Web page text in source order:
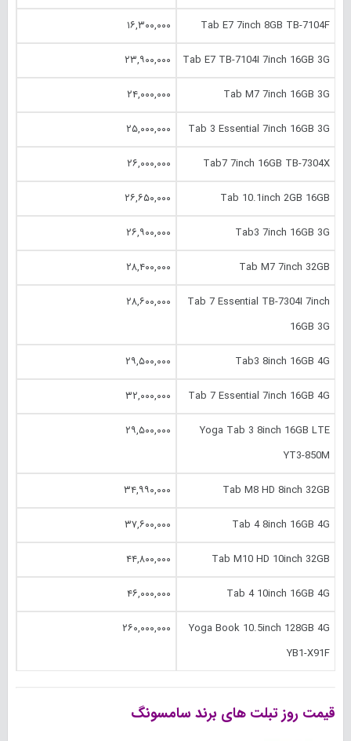
Tab E7 7inch 8GB TB-7104F ۱۶,۳۰۰,۰۰۰
Tab E7 TB-7104I 7inch 16GB 3G ۲۳,۹۰۰,۰۰۰
Tab M7 7inch 16GB 3G ۲۴,۰۰۰,۰۰۰
Tab 3 Essential 7inch 16GB 3G ۲۵,۰۰۰,۰۰۰
Tab7 7inch 16GB TB-7304X ۲۶,۰۰۰,۰۰۰
Tab 10.‎1inch 2GB 16GB ۲۶,۶۵۰,۰۰۰
Tab3 7inch 16GB 3G ۲۶,۹۰۰,۰۰۰
Tab M7 7inch 32GB ۲۸,۴۰۰,۰۰۰
Tab 7 Essential TB-7304I 7inch
16GB 3G
۲۸,۶۰۰,۰۰۰
Tab3 8inch 16GB 4G ۲۹,۵۰۰,۰۰۰
Tab 7 Essential 7inch 16GB 4G ۳۲,۰۰۰,۰۰۰
Yoga Tab 3 8inch 16GB LTE
YT3-850M
۲۹,۵۰۰,۰۰۰
Tab M8 HD 8inch 32GB ۳۴,۹۹۰,۰۰۰
Tab 4 8inch 16GB 4G ۳۷,۶۰۰,۰۰۰
Tab M10 HD 10inch 32GB ۴۴,۸۰۰,۰۰۰
Tab 4 10inch 16GB 4G ۴۶,۰۰۰,۰۰۰
Yoga Book 10.‎5inch 128GB 4G
YB1-X91F
۲۶۰,۰۰۰,۰۰۰
قیمت روز تبلت های برند سامسونگ